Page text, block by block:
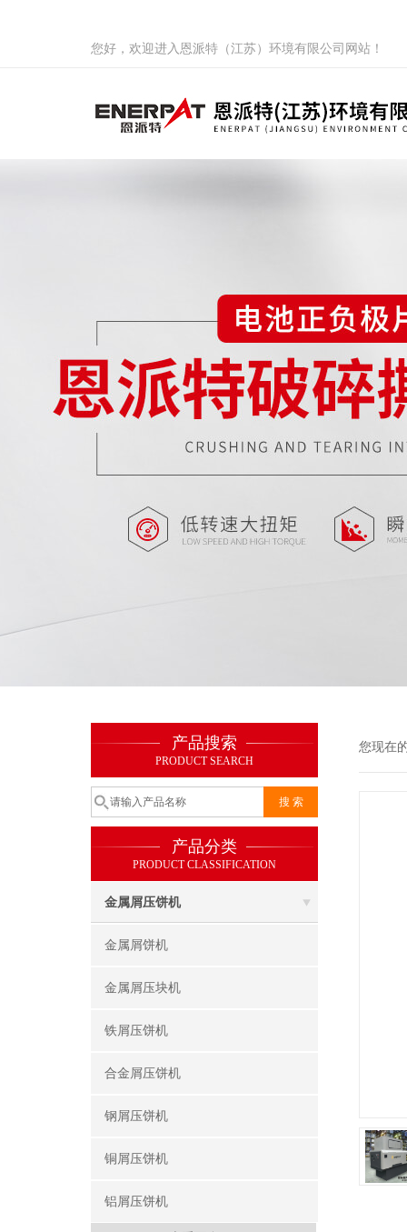
您好，欢迎进入恩派特（江苏）环境有限公司网站！
产品搜索
PRODUCT SEARCH
产品分类
PRODUCT CLASSIFICATION
金属屑压饼机
金属屑饼机
金属屑压块机
铁屑压饼机
合金屑压饼机
钢屑压饼机
铜屑压饼机
铝屑压饼机
您现在